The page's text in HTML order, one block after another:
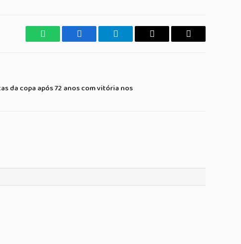
WhatsAppFacebook TelegramaCopiar
E-
da copa após 72 anos com vitória nos